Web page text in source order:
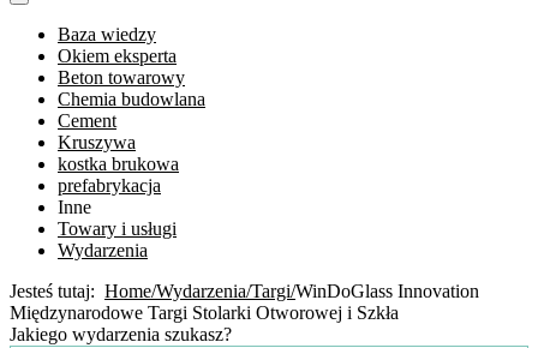
Baza wiedzy
Okiem eksperta
Beton towarowy
Chemia budowlana
Cement
Kruszywa
kostka brukowa
prefabrykacja
Inne
Towary i usługi
Wydarzenia
Jesteś tutaj: Home Wydarzenia Targi WinDoGlass Innovation
Międzynarodowe Targi Stolarki Otworowej i Szkła
Jakiego wydarzenia szukasz?